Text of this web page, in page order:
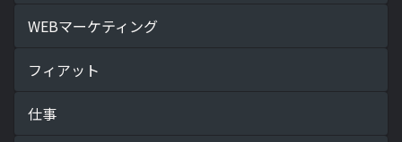
WEBマーケティング
フィアット
仕事